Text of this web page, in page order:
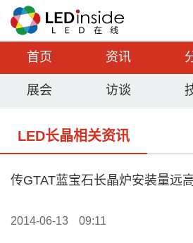
首页 资讯
展会 访谈
LED长晶相关资讯
传GTAT蓝宝石长晶炉安装量远
2014-06-13 09:11